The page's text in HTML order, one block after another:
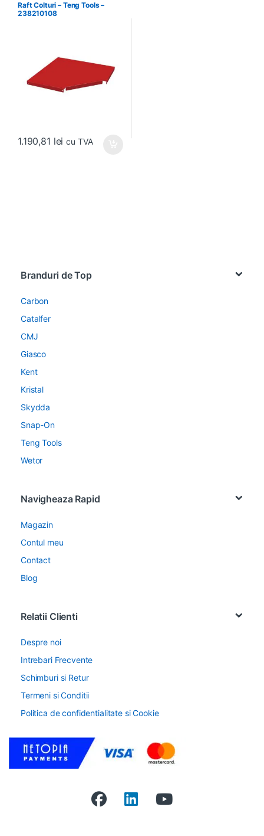
Raft Colturi – Teng Tools –
238210108
1.190,81 lei cu TVA
Branduri de Top
Carbon
Catalfer
CMJ
Giasco
Kent
Kristal
Skydda
Snap-On
Teng Tools
Wetor
Navigheaza Rapid
Magazin
Contul meu
Contact
Blog
Relatii Clienti
Despre noi
Intrebari Frecvente
Schimburi si Retur
Termeni si Conditii
Politica de confidentialitate si Cookie